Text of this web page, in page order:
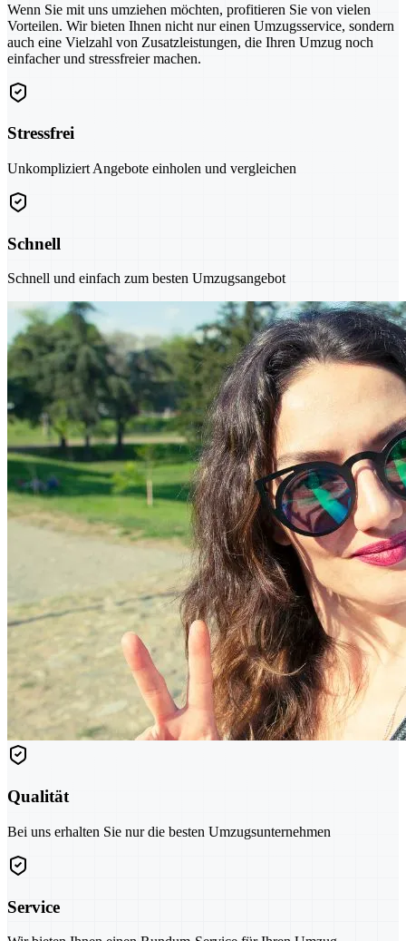
Wenn Sie mit uns umziehen möchten, profitieren Sie von vielen
Vorteilen. Wir bieten Ihnen nicht nur einen Umzugsservice, sondern
auch eine Vielzahl von Zusatzleistungen, die Ihren Umzug noch
einfacher und stressfreier machen.
Stressfrei
Unkompliziert Angebote einholen und vergleichen
Schnell
Schnell und einfach zum besten Umzugsangebot
Qualität
Bei uns erhalten Sie nur die besten Umzugsunternehmen
Service